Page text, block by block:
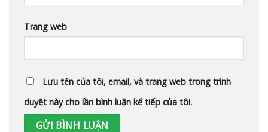
Trang web
Lưu tên của tôi, email, và trang web trong trình
duyệt này cho lần bình luận kế tiếp của tôi.